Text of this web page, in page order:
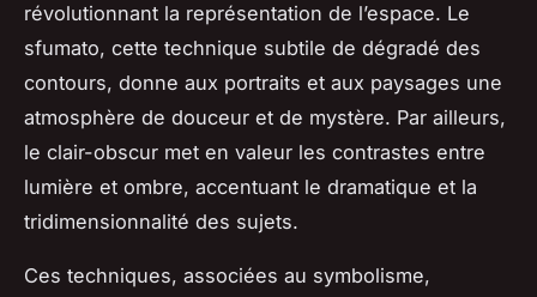
révolutionnant la représentation de l’espace. Le
sfumato, cette technique subtile de dégradé des
contours, donne aux portraits et aux paysages une
atmosphère de douceur et de mystère. Par ailleurs,
le clair-obscur met en valeur les contrastes entre
lumière et ombre, accentuant le dramatique et la
tridimensionnalité des sujets.
Ces techniques, associées au symbolisme,